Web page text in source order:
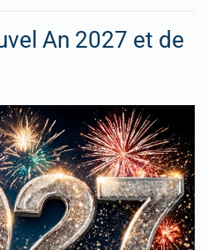
An 2027 et de